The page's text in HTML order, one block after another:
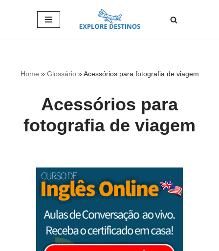
Home » Glossário»Acessórios para fotografia de viagem
Acessórios para
fotografia de viagem